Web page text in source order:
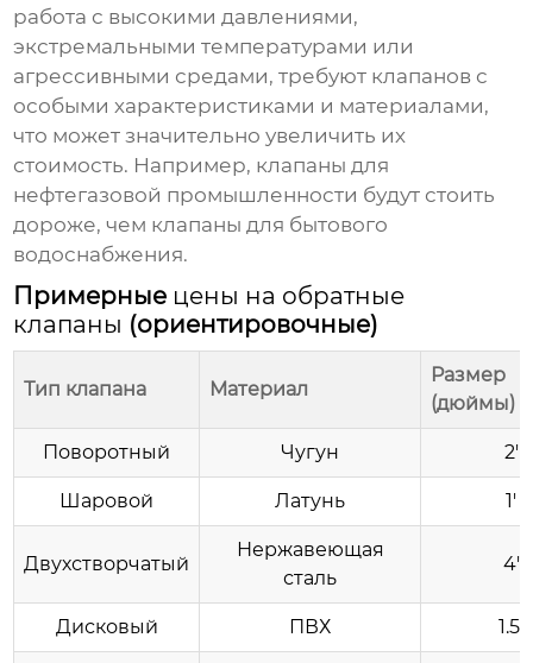
работа с высокими давлениями,
экстремальными температурами или
агрессивными средами, требуют клапанов с
особыми характеристиками и материалами,
что может значительно увеличить их
стоимость. Например, клапаны для
нефтегазовой промышленности будут стоить
дороже, чем клапаны для бытового
водоснабжения.
Примерные цены на обратные
клапаны (ориентировочные)
Тип клапана Материал
Размер
(дюймы)
Поворотный Чугун 2'
Шаровой Латунь 1'
Двухстворчатый
Нержавеющая
сталь
4'
Дисковый ПВХ 1.5'